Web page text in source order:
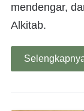
mendengar,
Alkitab.